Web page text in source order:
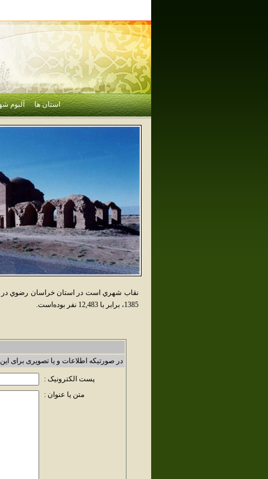
استان ها آلبوم
نقاب شهري است در استان خراسان رضوي
1385، برابر با 12,483 نفر بوده‌است.
در صورتیکه اطلاعات و یا تصویری برای
پست الکترونیک :
متن یا عنوان :